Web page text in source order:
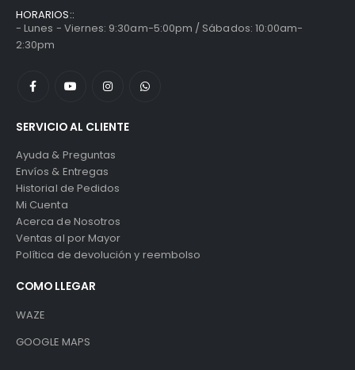
HORARIOS::
- Lunes - Viernes: 9:30am-5:00pm / Sábados: 10:00am-
2:30pm
SERVICIO AL CLIENTE
Ayuda & Preguntas
Envíos & Entregas
Historial de Pedidos
Mi Cuenta
Acerca de Nosotros
Ventas al por Mayor
Política de devolución y reembolso
COMO LLEGAR
WAZE
GOOGLE MAPS